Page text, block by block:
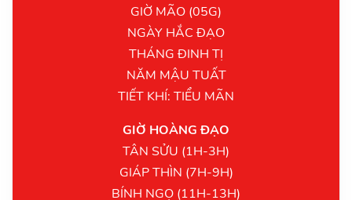
GIỜ MÃO (05G)
NGÀY HẮC ĐẠO
THÁNG ĐINH TỊ
NĂM MẬU TUẤT
TIẾT KHÍ: TIỂU MÃN
GIỜ HOÀNG ĐẠO
TÂN SỬU (1H-3H)
GIÁP THÌN (7H-9H)
BÍNH NGỌ (11H-13H)